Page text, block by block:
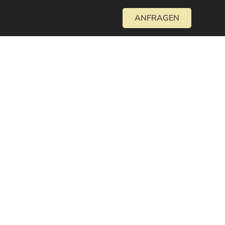
ANFRAGEN